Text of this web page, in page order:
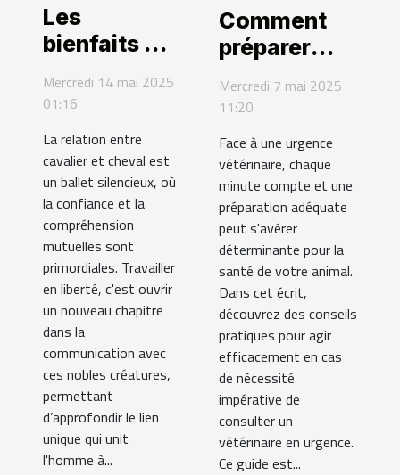
Les
bienfaits du
travail en
liberté pour
complicité
cavalier-
cheval
Mercredi 14 mai 2025
01:16
La relation entre
cavalier et cheval est
un ballet silencieux, où
la confiance et la
compréhension
mutuelles sont
primordiales. Travailler
en liberté, c'est ouvrir
un nouveau chapitre
dans la
communication avec
ces nobles créatures,
permettant
d’approfondir le lien
unique qui unit
l'homme à...
Comment
préparer
pour une
d'urgence
vétérinaire
Mercredi 7 mai 2025
11:20
Face à une urgence
vétérinaire, chaque
minute compte et une
préparation adéquate
peut s'avérer
déterminante pour la
santé de votre animal.
Dans cet écrit,
découvrez des conseils
pratiques pour agir
efficacement en cas
de nécessité
impérative de
consulter un
vétérinaire en urgence.
Ce guide est...